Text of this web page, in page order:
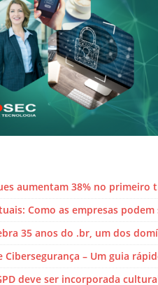
aumentam 38% no primeiro
Como as empresas podem
35 anos do .br, um dos
Cibersegurança – Um guia
deve ser incorporada